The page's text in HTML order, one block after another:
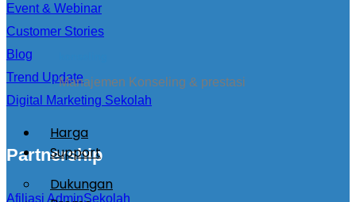
Manajemen Konseling & prestasi
Harga
Support
Dukungan
Event & Webinar
Customer Stories
Blog
Trend Update
Digital Marketing Sekolah
Partnership
Afiliasi AdminSekolah